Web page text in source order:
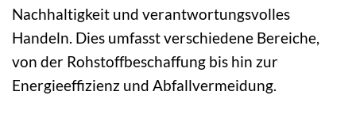
Nachhaltigkeit und verantwortungsvolles
Handeln. Dies umfasst verschiedene Bereiche,
von der Rohstoffbeschaffung bis hin zur
Energieeffizienz und Abfallvermeidung.